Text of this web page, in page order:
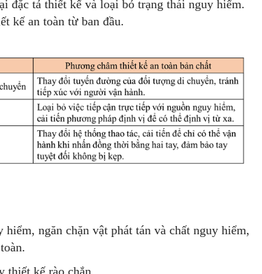
đặc tả thiết kế và loại bỏ trạng thái nguy hiểm.
kế an toàn từ ban đầu.
ngăn chặn vật phát tán và chất nguy hiểm,
kế rào chắn.